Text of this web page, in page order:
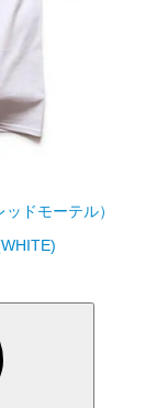
ドモーテル）